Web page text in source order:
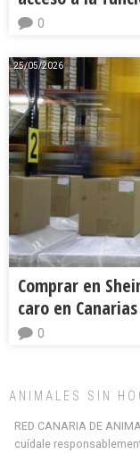
0
25/05/2026
Comprar en
caro en
0
ANIMALES SIN
RED CANARIA DE
cuídale